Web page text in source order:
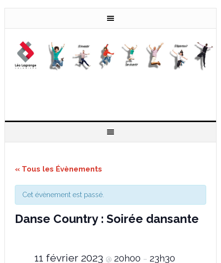
« Tous les Évènements
Cet évènement est passé.
Danse Country : Soirée dansante
11 février 2023 @ 20h00 – 23h30